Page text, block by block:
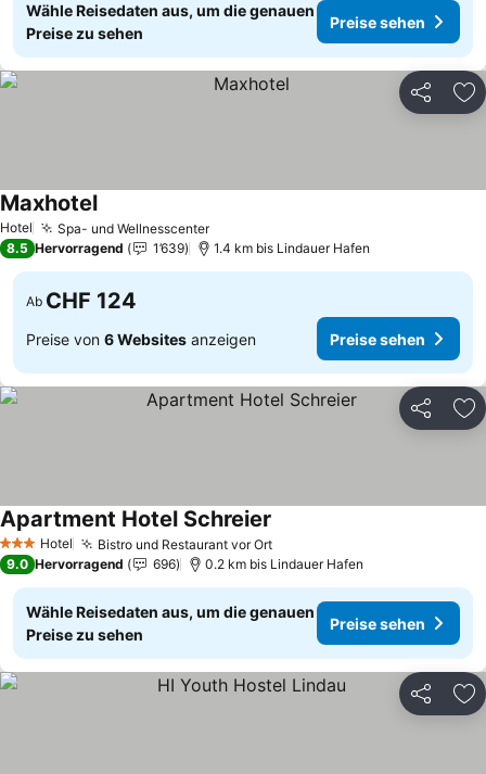
Wähle Reisedaten aus, um die genauen
Preise zu sehen
Preise sehen
Teilen
Hotel Spa- und WellnesscenterPreise sehen
MaxhotelPreise sehen
8.5 Hervorragend 1’639 1.4 km bis Lindauer Hafen
Ab CHF 124
Preise von 6 Websites anzeigen Preise sehen
Teilen
3 SterneHotel Bistro und Restaurant vor OrtPreise sehen
Apartment Hotel Schreier
9.0 Hervorragend 696 0.2 km bis Lindauer Hafen
Wähle Reisedaten aus, um die genauen
Preise zu sehen
Preise sehen
Teilen